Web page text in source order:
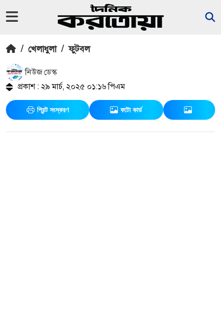
/ খেলাধুলা / ফুটবল
নিউজ ডেস্ক
প্রকাশ : ২৯ মার্চ, ২০২৫ ০১:১৬ পিএম
প্রিন্ট সংস্করণ ফটো কার্ড